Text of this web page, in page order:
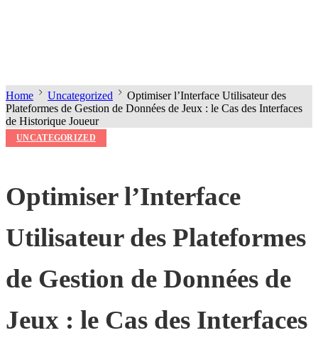
Home Uncategorized
Optimiser l’Interface Utilisateur des
Plateformes de Gestion de Données de Jeux : le Cas des Interfaces
de Historique Joueur
UNCATEGORIZED
Optimiser l’Interface
Utilisateur des Plateformes
de Gestion de Données de
Jeux : le Cas des Interfaces